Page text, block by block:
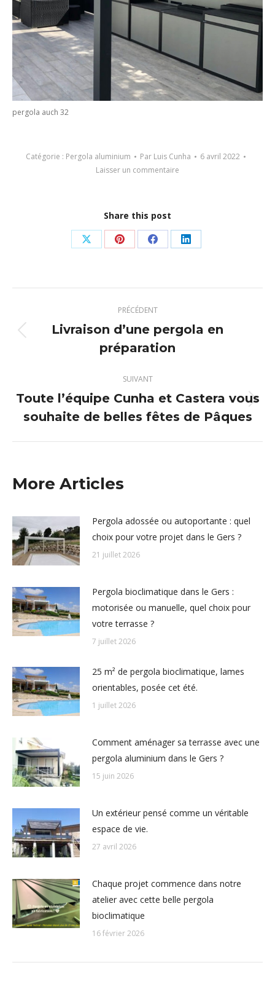
pergola auch 32
Catégorie : Pergola aluminium Par Luis Cunha
6 avril 2022
Laisser un commentaire
Share this post
Partager
X
Partager
Pinterest
Partager
Facebook
Partager
LinkedIn
article
PRÉCÉDENT
Article
précédent
Livraison d’une pergola en
préparation
SUIVANT
Article
suivant
Toute l’équipe Cunha et Castera vous
souhaite de belles fêtes de Pâques
More Articles
Pergola adossée ou autoportante : quel
choix pour votre projet dans le Gers ?
21 juillet 2026
Pergola bioclimatique dans le Gers :
motorisée ou manuelle, quel choix pour
votre terrasse ?
7 juillet 2026
25 m² de pergola bioclimatique, lames
orientables, posée cet été.
1 juillet 2026
Comment aménager sa terrasse avec une
pergola aluminium dans le Gers ?
15 juin 2026
Un extérieur pensé comme un véritable
espace de vie.
27 avril 2026
Chaque projet commence dans notre
atelier avec cette belle pergola
bioclimatique
16 février 2026